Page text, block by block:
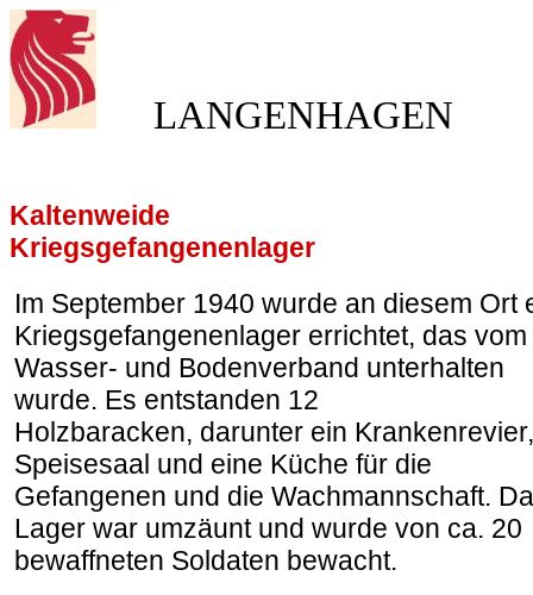
LANGENHAGEN
Kaltenweide
Kriegsgefangenenlager
Im September 1940 wurde an diesem Ort
Kriegsgefangenenlager errichtet, das vom
Wasser- und Bodenverband unterhalten
wurde. Es entstanden 12
Holzbaracken, darunter ein
Speisesaal und eine Küche für die
Gefangenen und die Wachmannschaft.
Lager war umzäunt und wurde von ca. 20
bewaffneten Soldaten bewacht.